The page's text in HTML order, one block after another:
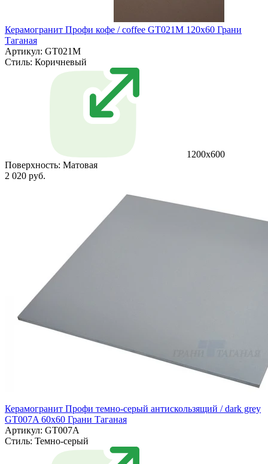
Керамогранит Профи кофе / coffee GT021M 120х60 Грани
Таганая
Артикул: GT021M
Стиль: Коричневый
1200х600
Поверхность: Матовая
2 020 руб.
Керамогранит Профи темно-серый антискользящий / dark grey
GT007A 60х60 Грани Таганая
Артикул: GT007A
Стиль: Темно-серый